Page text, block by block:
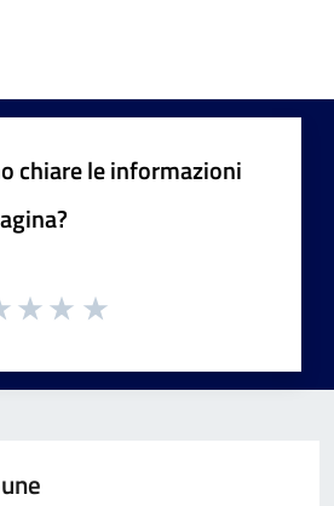
chiare le informazioni